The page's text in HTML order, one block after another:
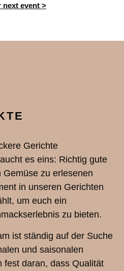
event >
Gerichte
es eins: Richtig gute
Gemüse zu erlesenen
in unseren Gerichten
um euch ein
zu bieten.
ist ständig auf der Suche
und saisonalen
fest daran, dass Qualität